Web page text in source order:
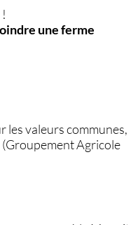
une ferme
les valeurs communes,
(Groupement Agricole